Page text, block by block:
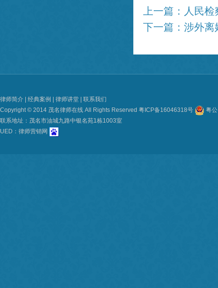
上一篇：人民
下一篇：涉外离
律师简介 经典案例 律师讲堂
联系我们
Copyright © 2014 茂名律师在线 All Rights Reserved 粤ICP备16046318号
粤
联系地址：茂名市油城九路中银名苑1栋1003室
UED： 律师营销网